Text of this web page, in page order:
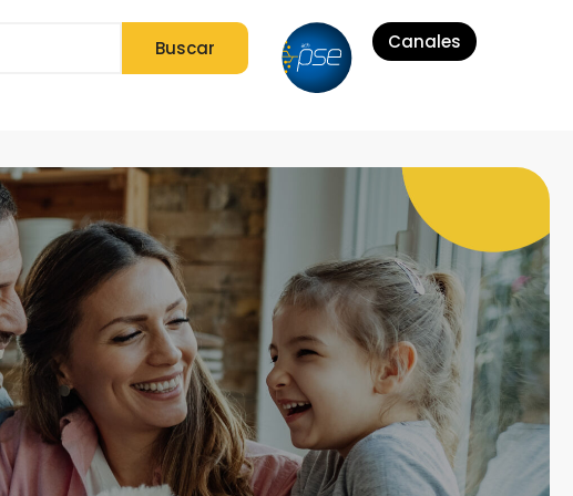
Buscar Canales